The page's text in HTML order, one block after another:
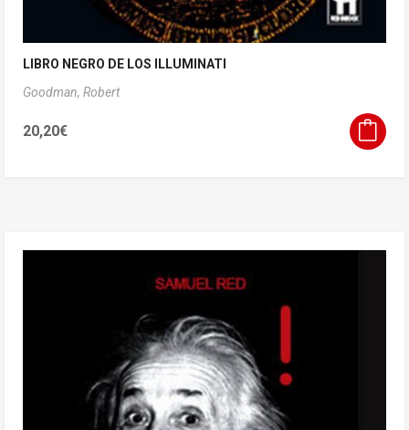
LIBRO NEGRO DE LOS ILLUMINATI
Goodman, Robert
20,20€